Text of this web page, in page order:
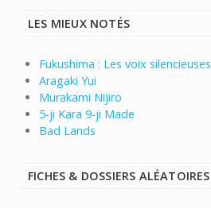
LES MIEUX NOTÉS
Fukushima : Les voix silencieuses
Aragaki Yui
Murakami Nijiro
5-ji Kara 9-ji Made
Bad Lands
FICHES & DOSSIERS ALÉATOIRES